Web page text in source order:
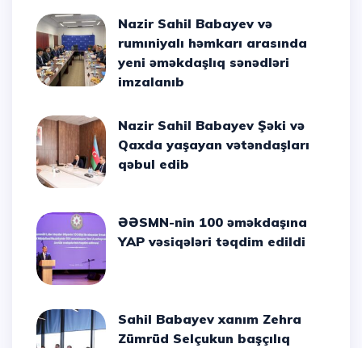
Nazir Sahil Babayev və
rumıniyalı həmkarı arasında
yeni əməkdaşlıq sənədləri
imzalanıb
Nazir Sahil Babayev Şəki və
Qaxda yaşayan vətəndaşları
qəbul edib
ƏƏSMN-nin 100 əməkdaşına
YAP vəsiqələri təqdim edildi
Sahil Babayev xanım Zehra
Zümrüd Selçukun başçılıq